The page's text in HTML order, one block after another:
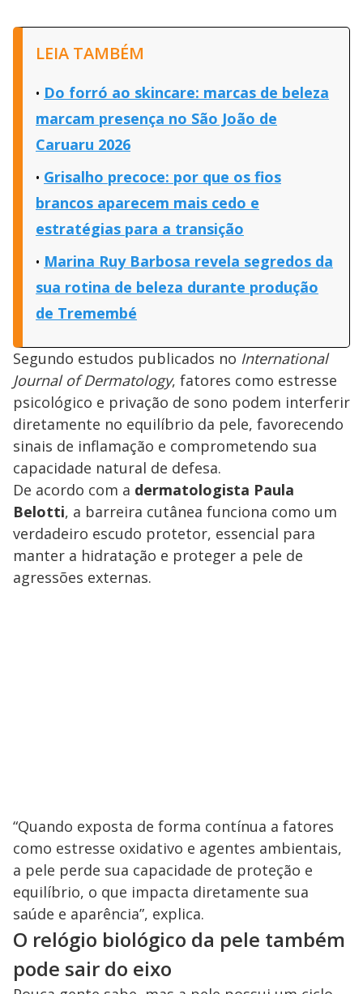
LEIA TAMBÉM
Do forró ao skincare: marcas de beleza
marcam presença no São João de
Caruaru 2026
Grisalho precoce: por que os fios
brancos aparecem mais cedo e
estratégias para a transição
Marina Ruy Barbosa revela segredos da
sua rotina de beleza durante produção
de Tremembé
Segundo estudos publicados no International
Journal of Dermatology, fatores como estresse
psicológico e privação de sono podem interferir
diretamente no equilíbrio da pele, favorecendo
sinais de inflamação e comprometendo sua
capacidade natural de defesa.
De acordo com a dermatologista Paula
Belotti, a barreira cutânea funciona como um
verdadeiro escudo protetor, essencial para
manter a hidratação e proteger a pele de
agressões externas.
“Quando exposta de forma contínua a fatores
como estresse oxidativo e agentes ambientais,
a pele perde sua capacidade de proteção e
equilíbrio, o que impacta diretamente sua
saúde e aparência”, explica.
O relógio biológico da pele também
pode sair do eixo